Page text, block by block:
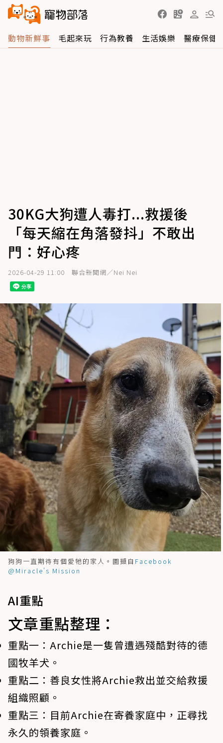
動物新鮮事 毛起來玩 行為教養 生活娛樂 醫療保健
30KG大狗遭人毒打...救援後
「每天縮在角落發抖」不敢出
門：好心疼
2026-04-29 11:00 聯合新聞網／Nei Nei
狗狗一直期待有個愛牠的家人。圖擷自 Facebook
@Miracle's Mission
AI重點
文章重點整理：
重點一： Archie是一隻曾遭遇殘酷對待的德
國牧羊犬。
重點二： 善良女性將Archie救出並交給救援
組織照顧。
重點三： 目前Archie在寄養家庭中，正尋找
永久的領養家庭。